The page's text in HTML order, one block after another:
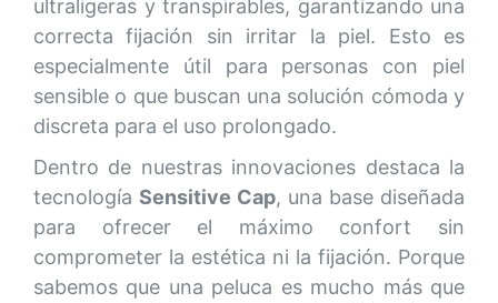
ultraligeras y transpirables, garantizando una
correcta fijación sin irritar la piel. Esto es
especialmente útil para personas con piel
sensible o que buscan una solución cómoda y
discreta para el uso prolongado.
Dentro de nuestras innovaciones destaca la
tecnología Sensitive Cap, una base diseñada
para ofrecer el máximo confort sin
comprometer la estética ni la fijación. Porque
sabemos que una peluca es mucho más que